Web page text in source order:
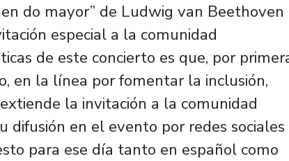
do mayor” de Ludwig van Beethoven
especial a la comunidad
de este concierto es que, por
en la línea por fomentar la inclusión,
la invitación a la comunidad
difusión en el evento por redes sociales
para ese día tanto en español como